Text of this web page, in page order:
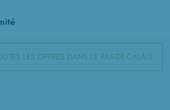
LES OFFRES DANS LE PAS-DE-CALAIS